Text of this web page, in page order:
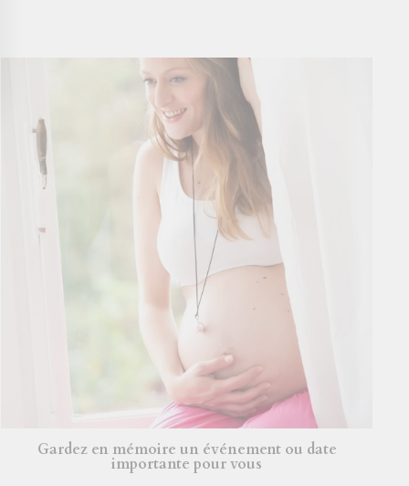
Gardez en mémoire un événement ou date
importante pour vous